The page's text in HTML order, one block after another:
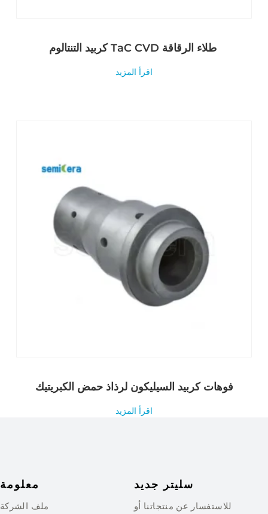
كربيد التنتالوم TaC CVD طلاء الرقاقة
اقرأ المزيد
فوهات كربيد السيليكون لرذاذ حمض الكبريتيك
اقرأ المزيد
معلومة
ملف الشركة
سليتر جديد
للاستفسار عن منتجاتنا أو